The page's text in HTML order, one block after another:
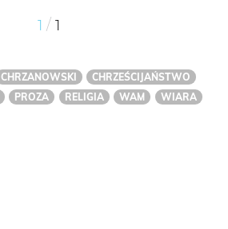
1 / 1
CHRZANOWSKI
CHRZEŚCIJAŃSTWO
PROZA RELIGIA WAM WIARA